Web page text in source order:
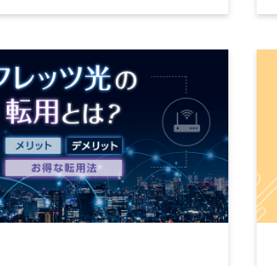
規申し込みや普段使いで、とにかく